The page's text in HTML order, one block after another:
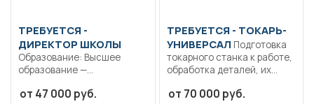
ТРЕБУЕТСЯ -
ДИРЕКТОР ШКОЛЫ
Образование: Высшее
образование —
магистратура..
от 47 000 руб.
ТРЕБУЕТСЯ - ТОКАРЬ-
УНИВЕРСАЛПодготовка
токарного станка к работе,
обработка деталей, их
от 70 000 руб.